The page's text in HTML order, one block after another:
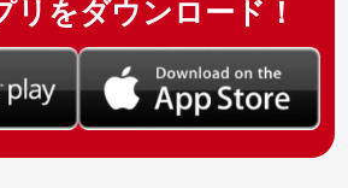
リをダウンロード！